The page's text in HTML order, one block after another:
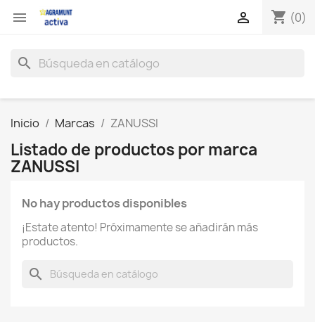
 shopping_cart (0)

search
Inicio Marcas ZANUSSI
Listado de productos por marca
ZANUSSI
No hay productos disponibles
¡Estate atento! Próximamente se añadirán más
productos.
search